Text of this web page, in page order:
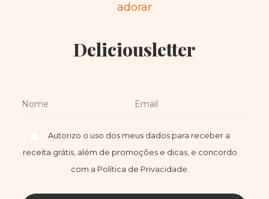
adorar
Deliciousletter
Autorizo o uso dos meus dados para receber a
receita grátis, além de promoções e dicas, e concordo
com a Política de Privacidade.